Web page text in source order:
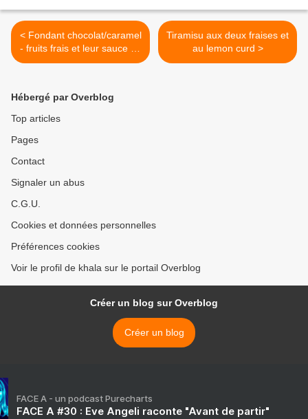
< Fondant chocolat/caramel
- fruits frais et leur sauce au
citron
Tiramisu aux deux fraises et
au lemon curd >
Hébergé par Overblog
Top articles
Pages
Contact
Signaler un abus
C.G.U.
Cookies et données personnelles
Préférences cookies
Voir le profil de khala sur le portail Overblog
Créer un blog sur Overblog
Créer un blog
FACE A - un podcast Purecharts
FACE A #30 : Eve Angeli raconte "Avant de partir"